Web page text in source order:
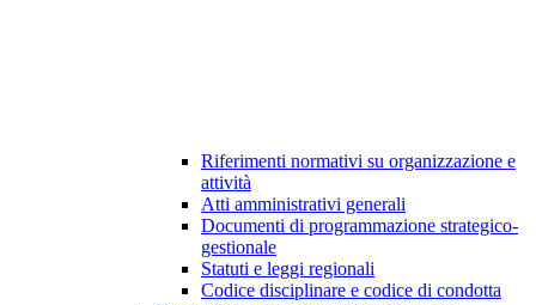
Riferimenti normativi su organizzazione e
attività
Atti amministrativi generali
Documenti di programmazione strategico-
gestionale
Statuti e leggi regionali
Codice disciplinare e codice di condotta